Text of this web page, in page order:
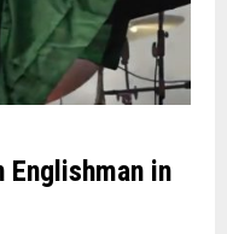
Englishman in